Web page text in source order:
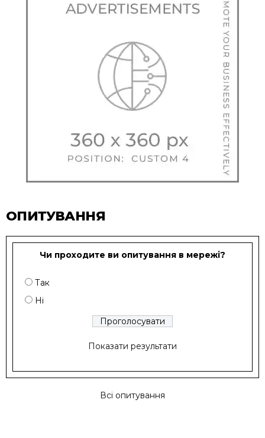
ОПИТУВАННЯ
Чи проходите ви опитування в мережі?
Так
Ні
Показати результати
Всі опитування